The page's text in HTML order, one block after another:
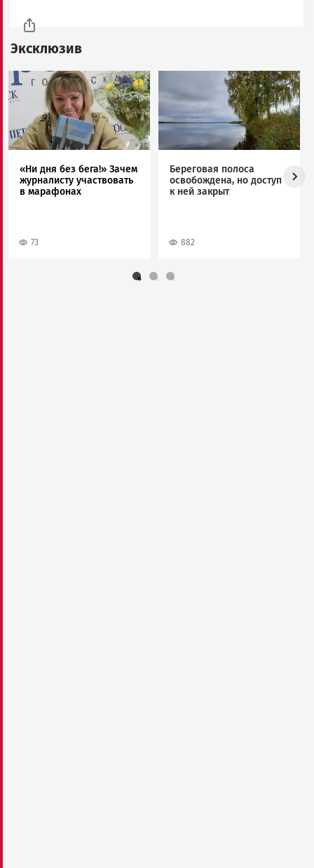
Эксклюзив
Image
«Ни дня без бега!» Зачем
журналисту участвовать
в марафонах
73
Береговая полоса
освобождена, но доступ
к ней закрыт
882